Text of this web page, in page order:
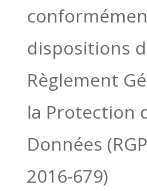
dispositions
Règlement
la Protection
Données
2016-679)